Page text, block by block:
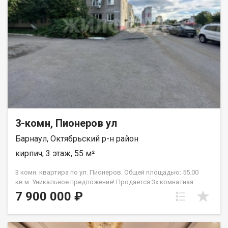
состоянии: здесь есть пассажирский лифт и мусоропровод.
Для автовладельцев предусмотрена наземная парковка.
Район, в котором находится квартира, отлично подходит для
семей с детьми. Рядом есть несколько школ и детских садов,
что делает утренние сборы в школу быстрыми и удобными. В
шаговой доступности находятся магазины, поэтому можно
много времени на дорогу. Развитая транспортная
ближайшем кооперативе. Квартира продается без
обременений. Возможна покупка в ипотеку. Звоните и
записывайтесь на просмотр. Убедитесь сами в удобстве и
потенциале этой квартиры. Мы готовы показать ее в удобное
для вас время!
3-комн, Пионеров ул
Барнаул, Октябрьский р-н район
кирпич, 3 этаж, 55 м²
3 комн. квартира по ул. Пионеров. Общей площадью: 55.00
кв.м. Уникальное предложение! Продается 3х комнатная
квартира, расположенная на 3м этаже по адресу- г. Барнаул,
ул. Пионеров, д. 7 Дом кирпичный, теплый. Комфортный 3й
стороны (распашенка), максимально удобная планировка для
7 900 000 ₽